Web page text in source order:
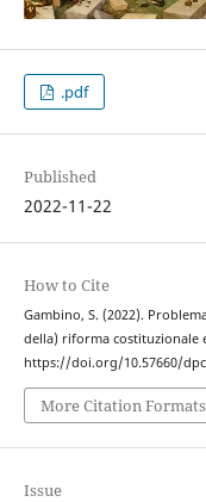
.pdf
Published
2022-11-22
How to Cite
Gambino, S. (2022).
della) riforma costituzionale
https://doi.org/10.57660/
More Citation Formats
Issue